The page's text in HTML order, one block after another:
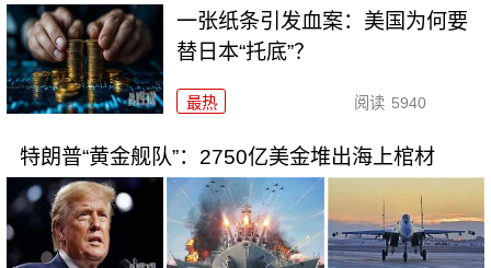
一张纸条引发血案：美国为何要
替日本“托底”？
最热 阅读 5940
特朗普“黄金舰队”：2750亿美金堆出海上棺材